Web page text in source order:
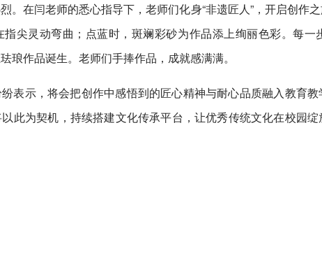
。在闫老师的悉心指导下，老师们化身“非遗匠人”，开启创作
尖灵动弯曲；点蓝时，斑斓彩砂为作品添上绚丽色彩。每
琅作品诞生。老师们手捧作品，成就感满满。
表示，将会把创作中感悟到的匠心精神与耐心品质融入教育
此为契机，持续搭建文化传承平台，让优秀传统文化在校园